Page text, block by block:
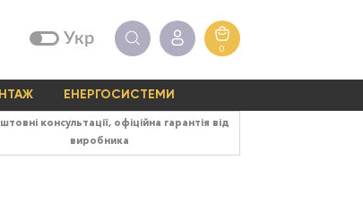
Укр
0
ЕНЕРГОСИСТЕМИ
консультації, офіційна гарантія від
виробника